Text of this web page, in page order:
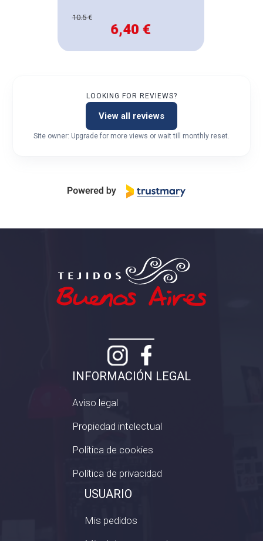
10.5 €
6,40 €
LOOKING FOR REVIEWS?
View all reviews
Site owner: Upgrade for more views or wait till monthly reset.
INFORMACIÓN LEGAL
Aviso legal
Propiedad intelectual
Política de cookies
Política de privacidad
USUARIO
Mis pedidos